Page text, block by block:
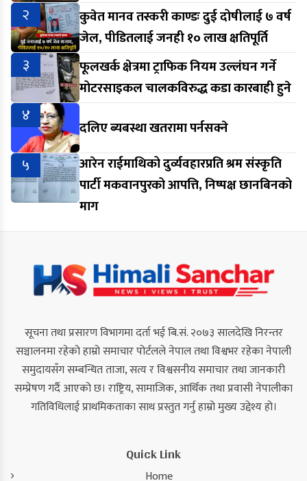
२
कुवेत मानव तस्करी काण्डः दुई दोषीलाई ७ वर्ष
जेल, पीडितलाई जनही १० लाख क्षतिपूर्ति
३
फूलखर्क क्षेत्रमा ट्राफिक नियम उल्लंघन गर्ने
मोटरसाइकल चालकविरुद्ध कडा कारबाही हुने
४
दलिए ब्यबस्था खतरामा पर्नसक्ने
५
आरेन राईमाथिको दुर्व्यवहारप्रति श्रम संस्कृति
पार्टी मकवानपुरको आपत्ति, निष्पक्ष छानबिनको
माग
सूचना तथा प्रसारण विभागमा दर्ता भई बि.सं. २०७३ सालदेखि निरन्तर
सञ्चालनमा रहेको हाम्रो समाचार पोर्टलले नेपाल तथा विश्वभर रहेका नेपाली
समुदायसँग सम्बन्धित ताजा, सत्य र विश्वसनीय समाचार तथा जानकारी
सम्प्रेषण गर्दै आएको छ। राष्ट्रिय, सामाजिक, आर्थिक तथा प्रवासी नेपालीका
गतिविधिलाई प्राथमिकताका साथ प्रस्तुत गर्नु हाम्रो मुख्य उद्देश्य हो।
Quick Link
Home